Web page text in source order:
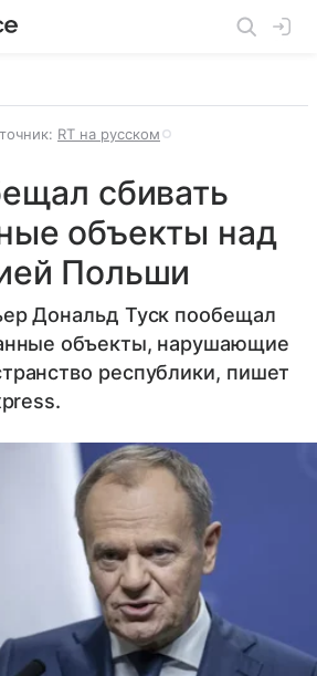
RT на русском
сбивать
объекты над
Польши
Дональд Туск пообещал
объекты, нарушающие
республики, пишет